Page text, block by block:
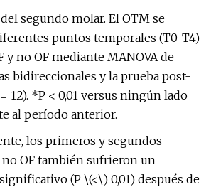
segundo molar. El OTM se
puntos temporales (T0-T4)
y no OF mediante MANOVA de
bidireccionales y la prueba post-
12). *P < 0,01 versus ningún lado
al período anterior.
los primeros y segundos
OF también sufrieron un
(P \(<\) 0,01) después de